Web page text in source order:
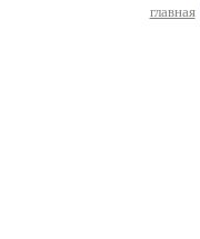
главная|